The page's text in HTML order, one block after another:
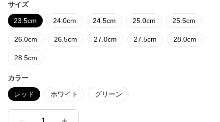
サイズ
23.5cm 24.0cm 24.5cm 25.0cm 25.5cm
26.0cm 26.5cm 27.0cm 27.5cm 28.0cm
28.5cm
カラー
レッド ホワイト グリーン